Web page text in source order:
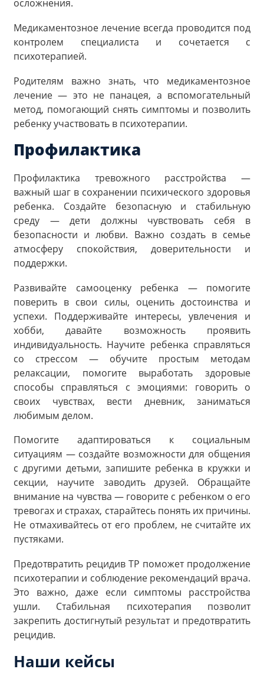
осложнения.
Медикаментозное лечение всегда проводится под
контролем специалиста и сочетается с
психотерапией.
Родителям важно знать, что медикаментозное
лечение — это не панацея, а вспомогательный
метод, помогающий снять симптомы и позволить
ребенку участвовать в психотерапии.
Профилактика
Профилактика тревожного расстройства —
важный шаг в сохранении психического здоровья
ребенка. Создайте безопасную и стабильную
среду — дети должны чувствовать себя в
безопасности и любви. Важно создать в семье
атмосферу спокойствия, доверительности и
поддержки.
Развивайте самооценку ребенка — помогите
поверить в свои силы, оценить достоинства и
успехи. Поддерживайте интересы, увлечения и
хобби, давайте возможность проявить
индивидуальность. Научите ребенка справляться
со стрессом — обучите простым методам
релаксации, помогите выработать здоровые
способы справляться с эмоциями: говорить о
своих чувствах, вести дневник, заниматься
любимым делом.
Помогите адаптироваться к социальным
ситуациям — создайте возможности для общения
с другими детьми, запишите ребенка в кружки и
секции, научите заводить друзей. Обращайте
внимание на чувства — говорите с ребенком о его
тревогах и страхах, старайтесь понять их причины.
Не отмахивайтесь от его проблем, не считайте их
пустяками.
Предотвратить рецидив ТР поможет продолжение
психотерапии и соблюдение рекомендаций врача.
Это важно, даже если симптомы расстройства
ушли. Стабильная психотерапия позволит
закрепить достигнутый результат и предотвратить
рецидив.
Наши кейсы